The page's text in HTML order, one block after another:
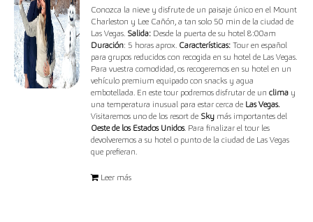
de 5
Conozca la nieve y disfrute de un paisaje único en el Mount
Charleston y Lee Cañón, a tan solo 50 min de la ciudad de
Las Vegas. Salida: Desde la puerta de su hotel 8:00am
Duración: 5 horas aprox. Características:Tour en español
para grupos reducidos con recogida en su hotel de Las Vegas.
Para vuestra comodidad, os recogeremos en su hotel en un
vehículo premium equipado con snacks y agua
embotellada. En este tour podremos disfrutar de unclima y
una temperatura inusual para estar cerca de Las Vegas.
Visitaremos uno de los resort de Sky más importantes del
Oeste de los Estados Unidos. Para finalizar el tour les
devolveremos a su hotel o punto de la ciudad de Las Vegas
que prefieran.
Leer más